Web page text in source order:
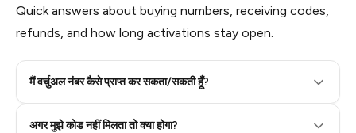
Quick answers about buying numbers, receiving codes,
refunds, and how long activations stay open.
मैं वर्चुअल नंबर कैसे प्राप्त कर सकता/सकती हूँ?
अगर मुझे कोड नहीं मिलता तो क्या होगा?
Step 2: Buy Stars in Telegram